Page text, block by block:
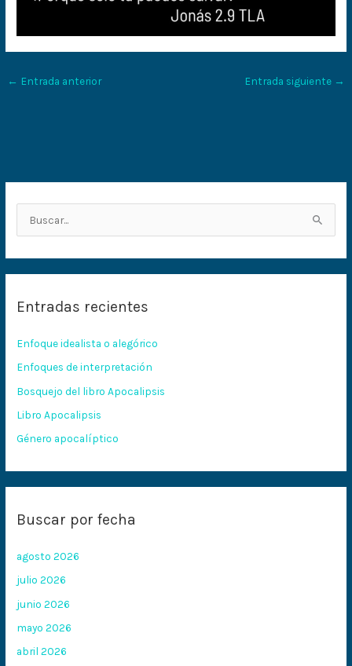
← Entrada anterior Entrada siguiente →
a
p
o
r
:
Entradas recientes
Enfoque idealista o alegórico
Enfoques de interpretación
Bosquejo del libro Apocalipsis
Libro Apocalipsis
Género apocalíptico
Buscar por fecha
agosto 2026
julio 2026
junio 2026
mayo 2026
abril 2026